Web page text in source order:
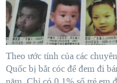
"Tìm"NGƯỜI VIỆT HẢI NGOẠI
ĐỜI SỐNG
KINH TẾ
SỨC KHOẺ
TẠI
HÀNH TRÌNH BẦU CỬ 2024
MỘT NĂM CHIẾN TRANH TẠI
GIẢI MÃ VÀNH ĐAI & CON
NGÀY TỊ NẠN THẾ GIỚI
VIDEO
NGHE
MẠNG XÃ HỘI
Theo ước tính của các
Quốc bị bắt cóc để đem đi